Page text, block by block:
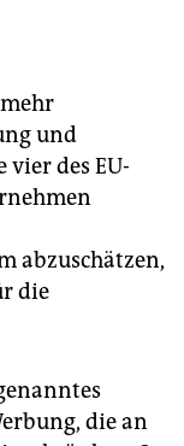
und
des EU-
abzuschätzen,
die
die an